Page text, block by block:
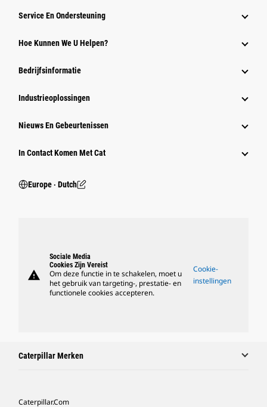
Service En Ondersteuning
Hoe Kunnen We U Helpen?
Bedrijfsinformatie
Industrieoplossingen
Nieuws En Gebeurtenissen
In Contact Komen Met Cat
Europe ‧ Dutch
warning
Sociale Media
Cookies Zijn Vereist
Om deze functie in te schakelen, moet u
het gebruik van targeting-, prestatie- en
functionele cookies accepteren.
Cookie-
instellingen
Caterpillar Merken
Caterpillar.com